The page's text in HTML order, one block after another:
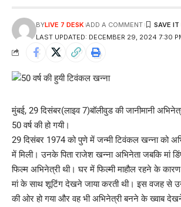
LAST UPDATED: DECEMBER 29, 2024 7:30
BYLIVE 7 DESK ADD A COMMENT
मुंबई, 29 दिसंबर(लाइव 7)बॉलीवुड की जानीमानी
50 वर्ष की हो गयी।
29 दिसंबर 1974 को पुणे में जन्मी टिवंकल खन्ना को
में मिली। उनके पिता राजेश खन्ना अभिनेता जबकि मां
फिल्म अभिनेत्री थी। घर में फिल्मी माहौल रहने के
मां के साथ शूटिंग देखने जाया करती थी। इस वजह से
की ओर हो गया और वह भी अभिनेत्री बनने के ख्वाब